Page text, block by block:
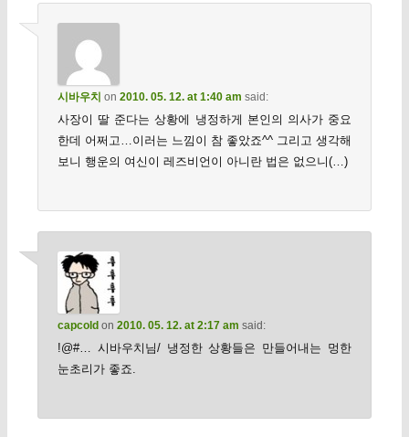
시바우치 on 2010. 05. 12. at 1:40 am said:
사장이 딸 준다는 상황에 냉정하게 본인의 의사가 중요
한데 어쩌고…이러는 느낌이 참 좋았죠^^ 그리고 생각해
보니 행운의 여신이 레즈비언이 아니란 법은 없으니(…)
capcoldon 2010. 05. 12. at 2:17 am said:
!@#… 시바우치님/ 냉정한 상황들은 만들어내는 멍한
눈초리가 좋죠.